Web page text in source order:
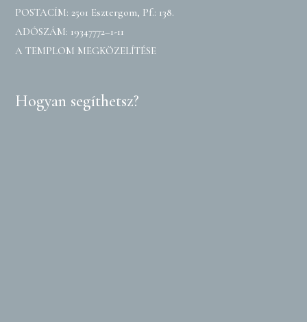
POSTACÍM: 2501 Esztergom, Pf.: 138.
ADÓSZÁM: 19347772–1-11
A TEMPLOM MEGKÖZELÍTÉSE
Hogyan segíthetsz?